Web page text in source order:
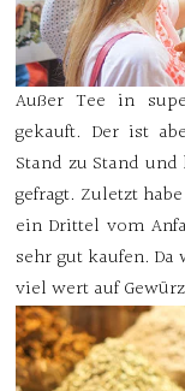
Außer Tee in
gekauft. Der ist
Stand zu Stand
gefragt. Zuletzt
ein Drittel vom
sehr gut kaufen.
viel wert auf